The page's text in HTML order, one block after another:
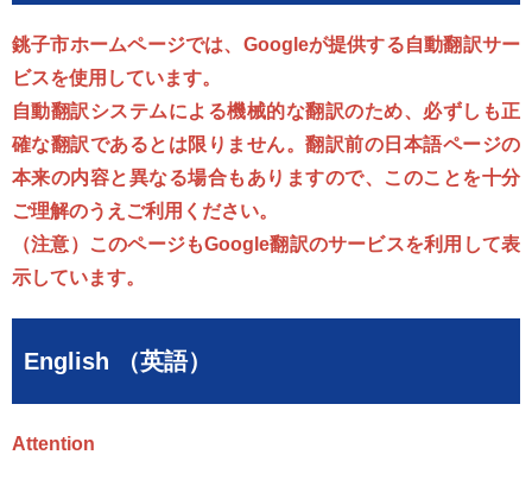
銚子市ホームページでは、Googleが提供する自動翻訳サー
ビスを使用しています。
自動翻訳システムによる機械的な翻訳のため、必ずしも正
確な翻訳であるとは限りません。翻訳前の日本語ページの
本来の内容と異なる場合もありますので、このことを十分
ご理解のうえご利用ください。
（注意）このページもGoogle翻訳のサービスを利用して表
示しています。
English （英語）
Attention